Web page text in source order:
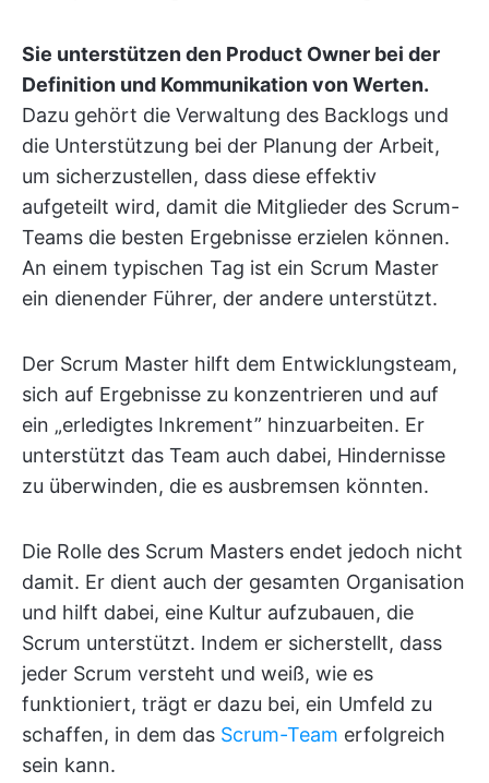
Sie unterstützen den Product Owner bei der
Definition und Kommunikation von Werten.
Dazu gehört die Verwaltung des Backlogs und
die Unterstützung bei der Planung der Arbeit,
um sicherzustellen, dass diese effektiv
aufgeteilt wird, damit die Mitglieder des Scrum-
Teams die besten Ergebnisse erzielen können.
An einem typischen Tag ist ein Scrum Master
ein dienender Führer, der andere unterstützt.
Der Scrum Master hilft dem Entwicklungsteam,
sich auf Ergebnisse zu konzentrieren und auf
ein „erledigtes Inkrement” hinzuarbeiten. Er
unterstützt das Team auch dabei, Hindernisse
zu überwinden, die es ausbremsen könnten.
Die Rolle des Scrum Masters endet jedoch nicht
damit. Er dient auch der gesamten Organisation
und hilft dabei, eine Kultur aufzubauen, die
Scrum unterstützt. Indem er sicherstellt, dass
jeder Scrum versteht und weiß, wie es
funktioniert, trägt er dazu bei, ein Umfeld zu
schaffen, in dem das Scrum-Team erfolgreich
sein kann.